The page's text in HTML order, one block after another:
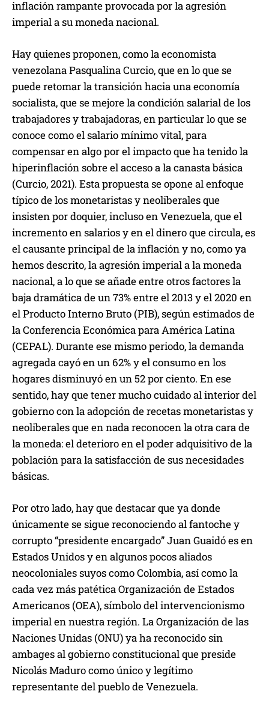
inflación rampante provocada por la agresión
imperial a su moneda nacional.
Hay quienes proponen, como la economista
venezolana Pasqualina Curcio, que en lo que se
puede retomar la transición hacia una economía
socialista, que se mejore la condición salarial de los
trabajadores y trabajadoras, en particular lo que se
conoce como el salario mínimo vital, para
compensar en algo por el impacto que ha tenido la
hiperinflación sobre el acceso a la canasta básica
(Curcio, 2021). Esta propuesta se opone al enfoque
típico de los monetaristas y neoliberales que
insisten por doquier, incluso en Venezuela, que el
incremento en salarios y en el dinero que circula, es
el causante principal de la inflación y no, como ya
hemos descrito, la agresión imperial a la moneda
nacional, a lo que se añade entre otros factores la
baja dramática de un 73% entre el 2013 y el 2020 en
el Producto Interno Bruto (PIB), según estimados de
la Conferencia Económica para América Latina
(CEPAL). Durante ese mismo periodo, la demanda
agregada cayó en un 62% y el consumo en los
hogares disminuyó en un 52 por ciento. En ese
sentido, hay que tener mucho cuidado al interior del
gobierno con la adopción de recetas monetaristas y
neoliberales que en nada reconocen la otra cara de
la moneda: el deterioro en el poder adquisitivo de la
población para la satisfacción de sus necesidades
básicas.
Por otro lado, hay que destacar que ya donde
únicamente se sigue reconociendo al fantoche y
corrupto “presidente encargado” Juan Guaidó es en
Estados Unidos y en algunos pocos aliados
neocoloniales suyos como Colombia, así como la
cada vez más patética Organización de Estados
Americanos (OEA), símbolo del intervencionismo
imperial en nuestra región. La Organización de las
Naciones Unidas (ONU) ya ha reconocido sin
ambages al gobierno constitucional que preside
Nicolás Maduro como único y legítimo
representante del pueblo de Venezuela.